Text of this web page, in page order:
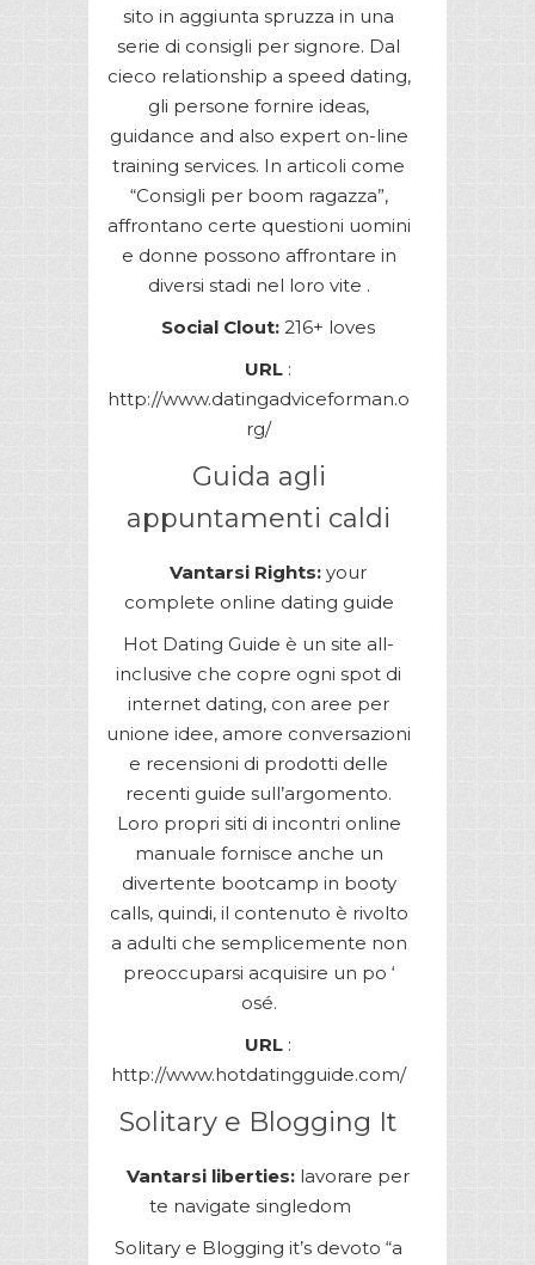
sito in aggiunta spruzza in una
serie di consigli per signore. Dal
cieco relationship a speed dating,
gli persone fornire ideas,
guidance and also expert on-line
training services. In articoli come
“Consigli per boom ragazza”,
affrontano certe questioni uomini
e donne possono affrontare in
diversi stadi nel loro vite .
Social Clout: 216+ loves
URL :
http://www.datingadviceforman.o
rg/
Guida agli
appuntamenti caldi
Vantarsi Rights: your
complete online dating guide
Hot Dating Guide è un site all-
inclusive che copre ogni spot di
internet dating, con aree per
unione idee, amore conversazioni
e recensioni di prodotti delle
recenti guide sull’argomento.
Loro propri siti di incontri online
manuale fornisce anche un
divertente bootcamp in booty
calls, quindi, il contenuto è rivolto
a adulti che semplicemente non
preoccuparsi acquisire un po ‘
osé.
URL :
http://www.hotdatingguide.com/
Solitary e Blogging It
Vantarsi liberties: lavorare per
te navigate singledom
Solitary e Blogging it’s devoto “a